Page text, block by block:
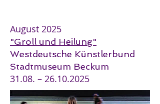
August 2025
"Groll und Heilung"
Westdeutsche Künstlerbund
Stadtmuseum Beckum
31.08. – 26.10.2025